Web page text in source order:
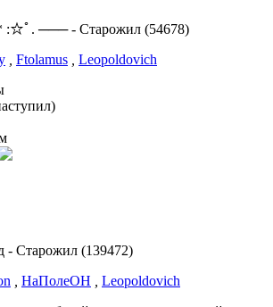
:☆ﾟ. ─── - Старожил (54678)
, Ftolamus , Leopoldovich
- Старожил (139472)
, НаПолеОН , Leopoldovich